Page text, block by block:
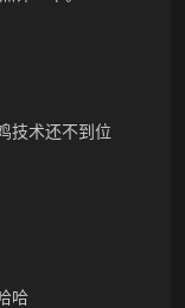
技术还不到位
哈